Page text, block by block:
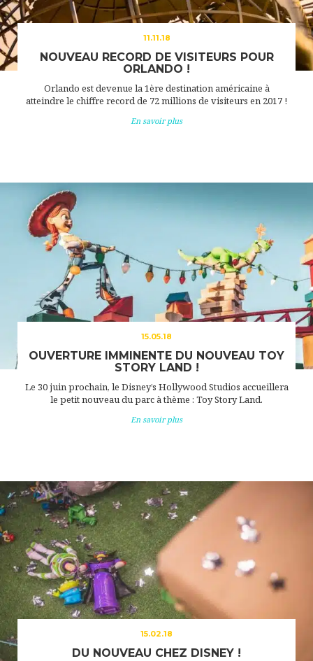
11.11.18
NOUVEAU RECORD DE VISITEURS POUR
ORLANDO !
Orlando est devenue la 1ère destination américaine à
atteindre le chiffre record de 72 millions de visiteurs en 2017 !
En savoir plus
15.05.18
OUVERTURE IMMINENTE DU NOUVEAU TOY
STORY LAND !
Le 30 juin prochain, le Disney’s Hollywood Studios accueillera
le petit nouveau du parc à thème : Toy Story Land.
En savoir plus
15.02.18
DU NOUVEAU CHEZ DISNEY !